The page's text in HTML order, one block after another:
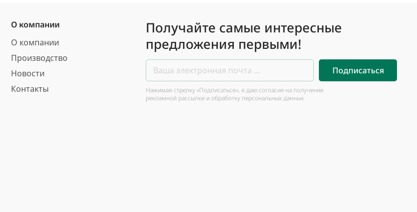
О компании
О компании
Производство
Новости
Контакты
Получайте самые интересные
предложения первыми!
Подписаться
Нажимая стрелку «Подписаться», я даю согласие на получение
рекламной рассылки и обработку персональных данных